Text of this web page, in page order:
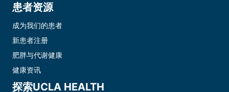
患者资源
成为我们的患者
新患者注册
肥胖与代谢健康
健康资讯
探索UCLA HEALTH